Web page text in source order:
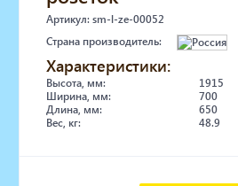
Артикул: sm-l-ze-00052
Страна производитель:
Характеристики:
Высота, мм:
1915
Ширина, мм:
700
Длина, мм:
650
Вес, кг:
48.9